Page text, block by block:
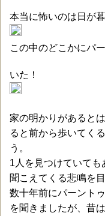
本当に怖いのは日が
この中のどこかにパ
いた！
家の明かりがあると
ると前から歩いてく
う。
1人を見つけていても
聞こえてくる悲鳴を
数十年前にパーント
を聞きましたが、昔